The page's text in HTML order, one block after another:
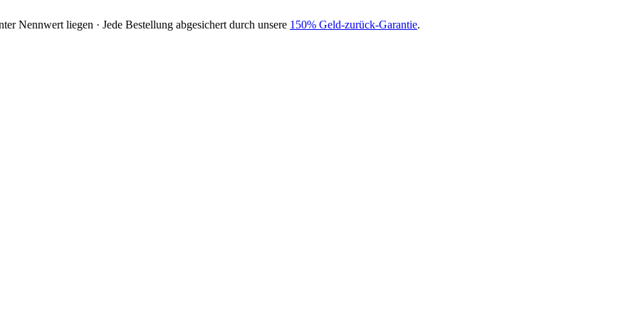
Nennwert liegen · Jede Bestellung abgesichert durch unsere 150% Geld-zurück-Garantie.